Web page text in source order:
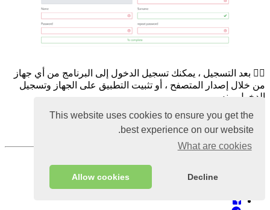
This website uses cookies to ensure you get the
best experience on our website.
What are cookies
Decline
Allow cookies
☝🏻 بعد التسجيل ، يمكنك تسجيل الدخول إلى البرنامج من أي جهاز
من خلال إصدار المتصفح ، أو تثبيت التطبيق على الجهاز وتسجيل
الدخول منه.
☝🏻 قم بتسجيل الدخول إلى البرنامج بنقرة واحدة فقط ،
واتبعالرابط لمعرفة المزيد.
Last updated: